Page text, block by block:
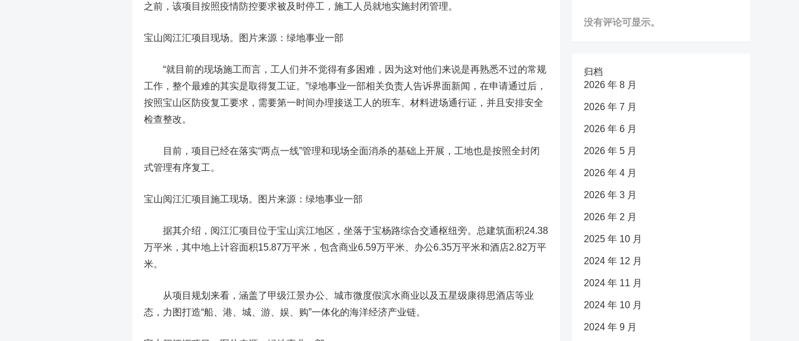
之前，该项目按照疫情防控要求被及时停工，施工人员就地实施封闭管理。
宝山阅江汇项目现场。图片来源：绿地事业一部
“就目前的现场施工而言，工人们并不觉得有多困难，因为这对他们来说是再熟悉不过的常规
工作，整个最难的其实是取得复工证。”绿地事业一部相关负责人告诉界面新闻，在申请通过后，
按照宝山区防疫复工要求，需要第一时间办理接送工人的班车、材料进场通行证，并且安排安全
检查整改。
目前，项目已经在落实“两点一线”管理和现场全面消杀的基础上开展，工地也是按照全封闭
式管理有序复工。
宝山阅江汇项目施工现场。图片来源：绿地事业一部
据其介绍，阅江汇项目位于宝山滨江地区，坐落于宝杨路综合交通枢纽旁。总建筑面积24.38
万平米，其中地上计容面积15.87万平米，包含商业6.59万平米、办公6.35万平米和酒店2.82万平
米。
从项目规划来看，涵盖了甲级江景办公、城市微度假滨水商业以及五星级康得思酒店等业
态，力图打造“船、港、城、游、娱、购”一体化的海洋经济产业链。
没有评论可显示。
归档
2026 年 8 月
2026 年 7 月
2026 年 6 月
2026 年 5 月
2026 年 4 月
2026 年 3 月
2026 年 2 月
2025 年 10 月
2024 年 12 月
2024 年 11 月
2024 年 10 月
2024 年 9 月